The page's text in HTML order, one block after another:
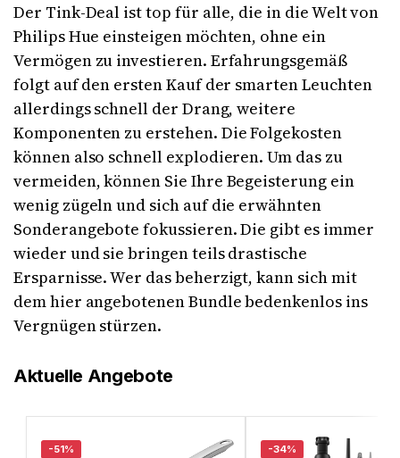
Der Tink-Deal ist top für alle, die in die Welt von
Philips Hue einsteigen möchten, ohne ein
Vermögen zu investieren. Erfahrungsgemäß
folgt auf den ersten Kauf der smarten Leuchten
allerdings schnell der Drang, weitere
Komponenten zu erstehen. Die Folgekosten
können also schnell explodieren. Um das zu
vermeiden, können Sie Ihre Begeisterung ein
wenig zügeln und sich auf die erwähnten
Sonderangebote fokussieren. Die gibt es immer
wieder und sie bringen teils drastische
Ersparnisse. Wer das beherzigt, kann sich mit
dem hier angebotenen Bundle bedenkenlos ins
Vergnügen stürzen.
Aktuelle Angebote
-51% -34%